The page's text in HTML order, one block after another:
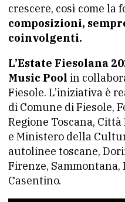
crescere, così come la
composizioni,
coinvolgenti.
L’Estate Fiesolana
Music Pool in
Fiesole. L’iniziativa è
di Comune di Fiesole,
Regione Toscana,
e Ministero della
autolinee toscane,
Firenze, Sammontana,
Casentino.